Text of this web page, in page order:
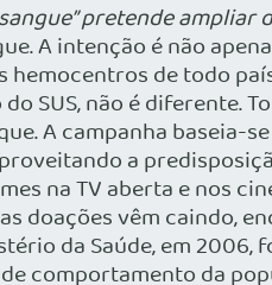
pretende
A intenção é não
de todo
SUS, não é diferente.
A campanha baseia-
a
na TV aberta e nos
doações vêm caindo,
da Saúde, em 2006,
comportamento da